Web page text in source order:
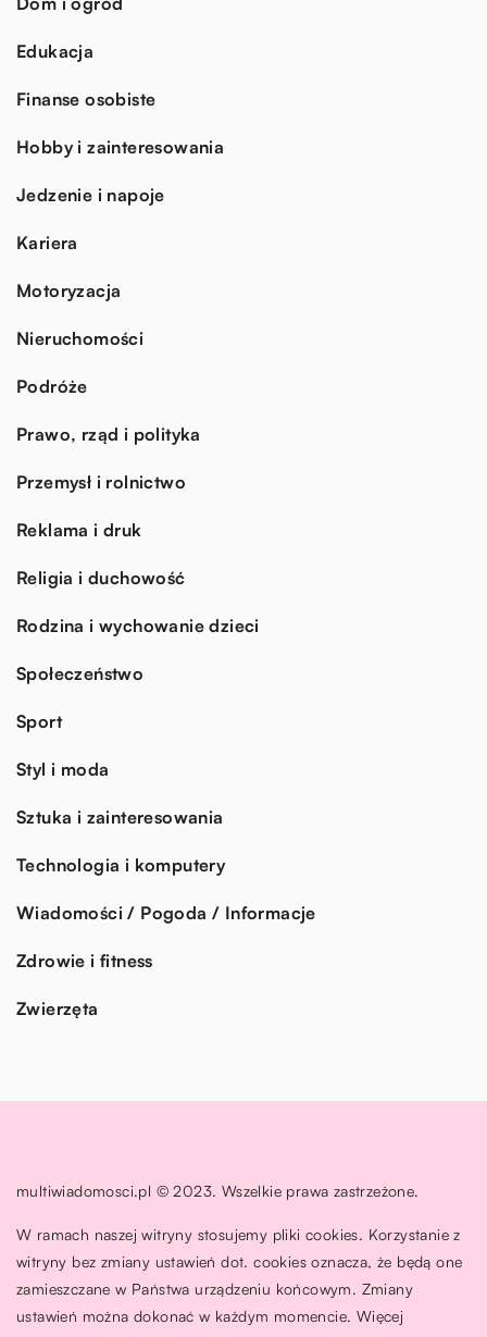
Edukacja
Finanse osobiste
Hobby i zainteresowania
Jedzenie i napoje
Kariera
Motoryzacja
Nieruchomości
Podróże
Prawo, rząd i polityka
Przemysł i rolnictwo
Reklama i druk
Religia i duchowość
Rodzina i wychowanie dzieci
Społeczeństwo
Sport
Styl i moda
Sztuka i zainteresowania
Technologia i komputery
Wiadomości / Pogoda / Informacje
Zdrowie i fitness
Zwierzęta
multiwiadomosci.pl © 2023. Wszelkie prawa zastrzeżone.
W ramach naszej witryny stosujemy pliki cookies. Korzystanie z
witryny bez zmiany ustawień dot. cookies oznacza, że będą one
zamieszczane w Państwa urządzeniu końcowym. Zmiany
ustawień można dokonać w każdym momencie. Więcej